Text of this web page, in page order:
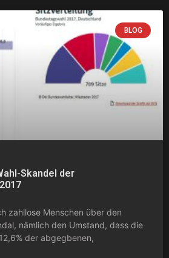
BLOG
Skandel der
zahllose Menschen über den
nämlich den Umstand, dass die
der abgegbenen,